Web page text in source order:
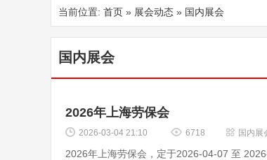
当前位置: 首页 » 展会动态 » 国内展会
国内展会
2026年上海劳保会
2026-03-04 21:10 6718 国内展
2026年上海劳保会，定于2026-04-07 至